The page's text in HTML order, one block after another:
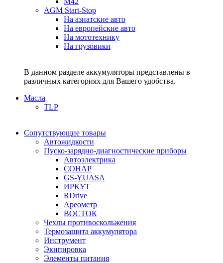
AGM Start-Stop
На азиатские авто
На европейские авто
На мототехнику
На грузовики
В данном разделе аккумуляторы представлены в
различных категориях для Вашего удобства.
Масла
TLP
Сопутствующие товары
Автожидкости
Пуско-зарядно-диагностические приборы
Автоэлектрика
СОНАР
GS-YUASA
ИРКУТ
RDrive
Ареометр
ВОСТОК
Чехлы противоскольжения
Термозащита аккумулятора
Инструмент
Экипировка
Элементы питания